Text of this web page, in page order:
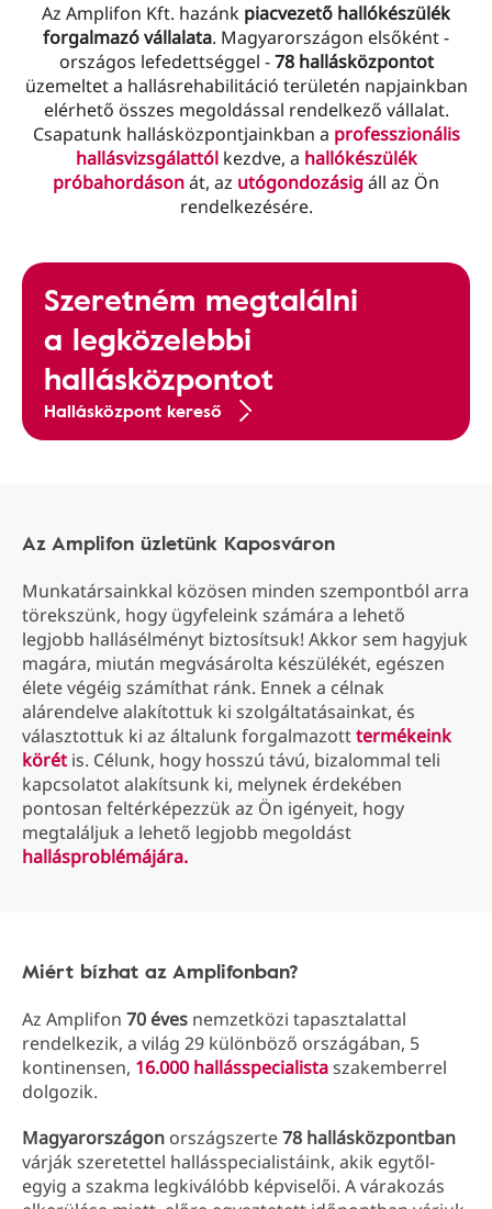
Az Amplifon Kft. hazánk piacvezető hallókészülék
forgalmazó vállalata. Magyarországon elsőként -
országos lefedettséggel -78 hallásközpontot
üzemeltet a hallásrehabilitáció területén napjainkban
elérhető összes megoldással rendelkező vállalat.
Csapatunk hallásközpontjainkban a professzionális
hallásvizsgálattólkezdve, a hallókészülék
próbahordásonát, az utógondozásigáll az Ön
rendelkezésére.
Szeretném megtalálni
a legközelebbi
hallásközpontot
Hallásközpont kereső
Az Amplifon üzletünk Kaposváron
Munkatársainkkal közösen minden szempontból arra
törekszünk, hogy ügyfeleink számára a lehető
legjobb hallásélményt biztosítsuk! Akkor sem hagyjuk
magára, miután megvásárolta készülékét, egészen
élete végéig számíthat ránk. Ennek a célnak
alárendelve alakítottuk ki szolgáltatásainkat, és
választottuk ki az általunk forgalmazotttermékeink
körét is. Célunk, hogy hosszú távú, bizalommal teli
kapcsolatot alakítsunk ki, melynek érdekében
pontosan feltérképezzük az Ön igényeit, hogy
megtaláljuk a lehető legjobb megoldást
hallásproblémájára.
Miért bízhat az Amplifonban?
Az Amplifon 70 éves nemzetközi tapasztalattal
rendelkezik, a világ 29 különböző országában, 5
kontinensen, 16.000 hallásspecialistaszakemberrel
dolgozik.
Magyarországon országszerte78 hallásközpontban
várják szeretettel hallásspecialistáink, akik egytől-
egyig a szakma legkiválóbb képviselői. A várakozás